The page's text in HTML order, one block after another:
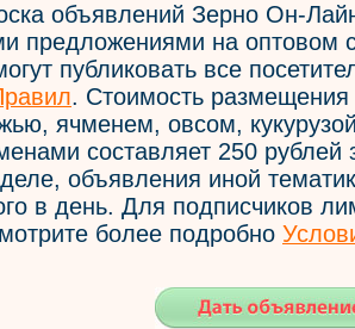
объявлений Зерно Он-
предложениями на оптовом
публиковать все
. Стоимость
ячменем, овсом,
составляет 250 рублей
объявления иной
в день. Для подписчиков
более подробно